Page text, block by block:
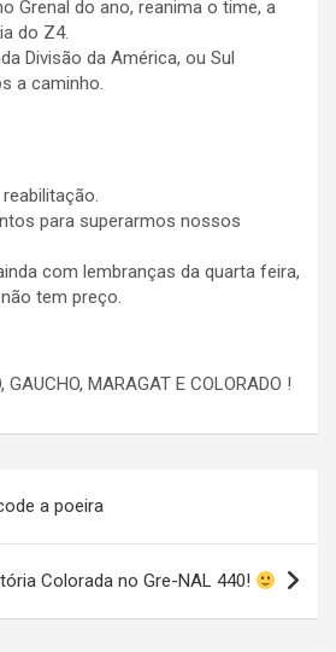
Grenal do ano, reanima o time, a
do Z4.
Divisão da América, ou Sul
a caminho.
para superarmos nossos
com lembranças da quarta feira,
tem preço.
GAUCHO, MARAGAT E COLORADO !
a poeira
Colorada no Gre-NAL 440!